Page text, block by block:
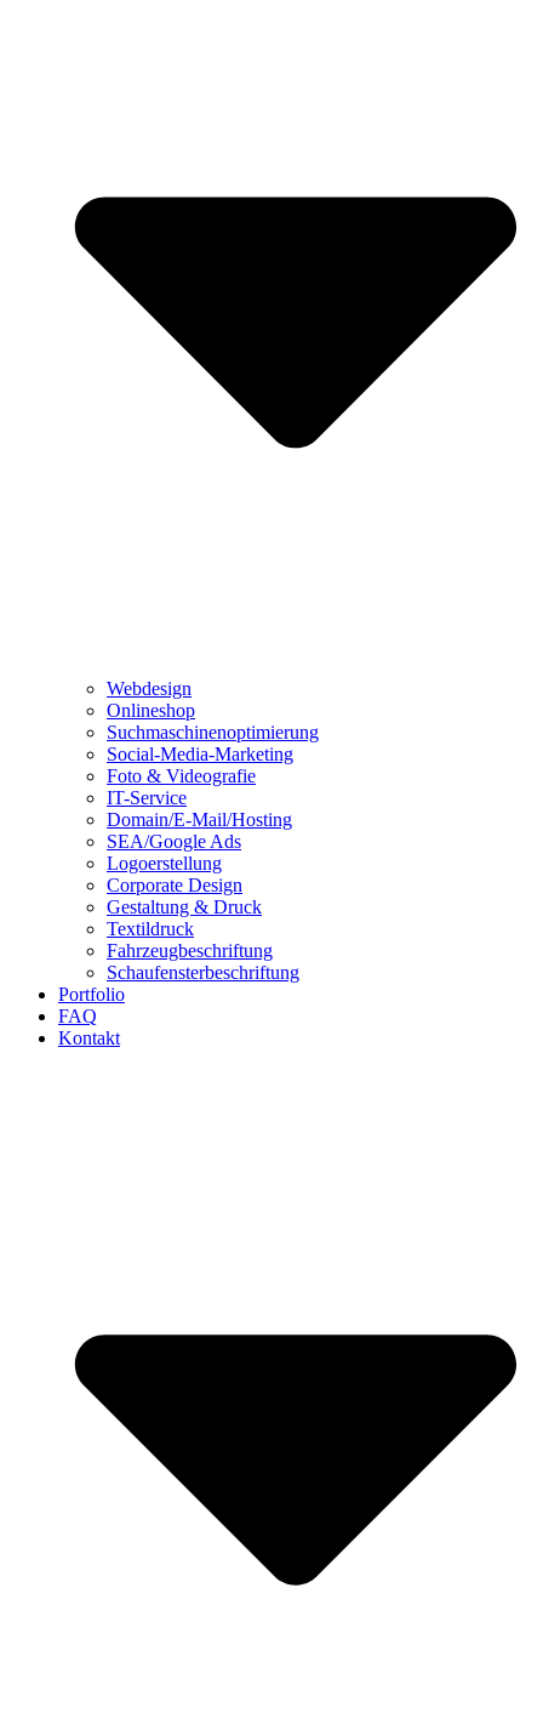
Webdesign
Onlineshop
Suchmaschinenoptimierung
Social-Media-Marketing
Foto & Videografie
IT-Service
Domain/E-Mail/Hosting
SEA/Google Ads
Logoerstellung
Corporate Design
Gestaltung & Druck
Textildruck
Fahrzeugbeschriftung
Schaufensterbeschriftung
Portfolio
FAQ
Kontakt